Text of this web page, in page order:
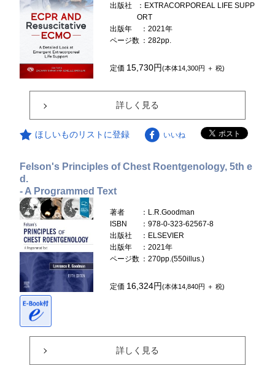
出版社
：EXTRACORPOREAL LIFE SUPP
ORT
出版年
：2021年
ページ数 ：282pp.
定価 15,730円(本体14,300円 ＋ 税)
詳しく見る
ほしいものリストに登録 いいね
Felson's Principles of Chest Roentgenology, 5th e
d.
- A Programmed Text
著者
：L.R.Goodman
ISBN
：978-0-323-62567-8
出版社
：ELSEVIER
出版年
：2021年
ページ数 ：270pp.(550illus.)
定価 16,324円(本体14,840円 ＋ 税)
詳しく見る